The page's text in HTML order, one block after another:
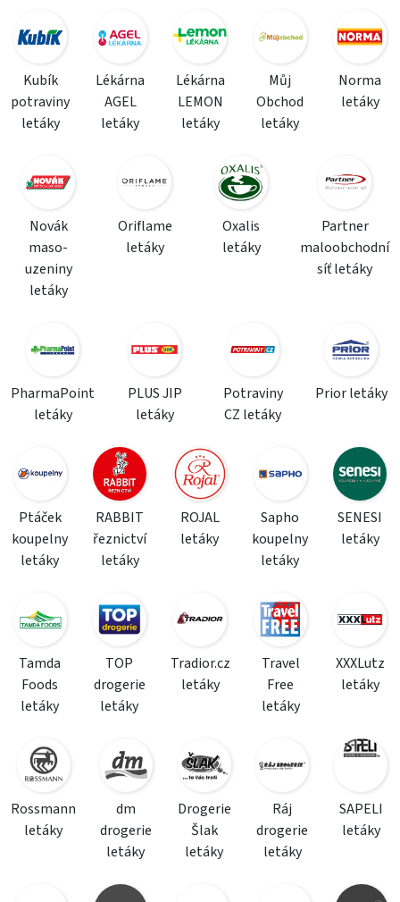
Kubík
potraviny
letáky
Lékárna
AGEL
letáky
Lékárna
LEMON
letáky
Můj
Obchod
letáky
Norma
letáky
Novák
maso-
uzeniny
letáky
Oriflame
letáky
Oxalis
letáky
Partner
maloobchodní
síť letáky
PharmaPoint
letáky
PLUS JIP
letáky
Potraviny
CZ letáky
Prior letáky
Ptáček
koupelny
letáky
RABBIT
řeznictví
letáky
ROJAL
letáky
Sapho
koupelny
letáky
SENESI
letáky
Tamda
Foods
letáky
TOP
drogerie
letáky
Tradior.cz
letáky
Travel
Free
letáky
XXXLutz
letáky
Rossmann
letáky
dm
drogerie
letáky
Drogerie
Šlak
letáky
Ráj
drogerie
letáky
SAPELI
letáky